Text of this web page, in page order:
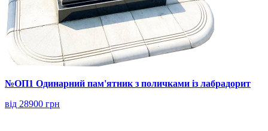
№ОП1 Одинарний пам'ятник з поличками із лабрадорит
від 28900 грн